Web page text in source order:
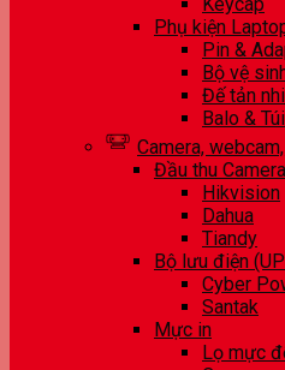
Phụ kiện
Pin &
Bộ vệ
Đế tản
Balo & Túi
Camera,
Đầu thu Camera
Hikvision
Dahua
Tiandy
Bộ lưu điện
Cyber
Santak
Mực in
Lọ mực